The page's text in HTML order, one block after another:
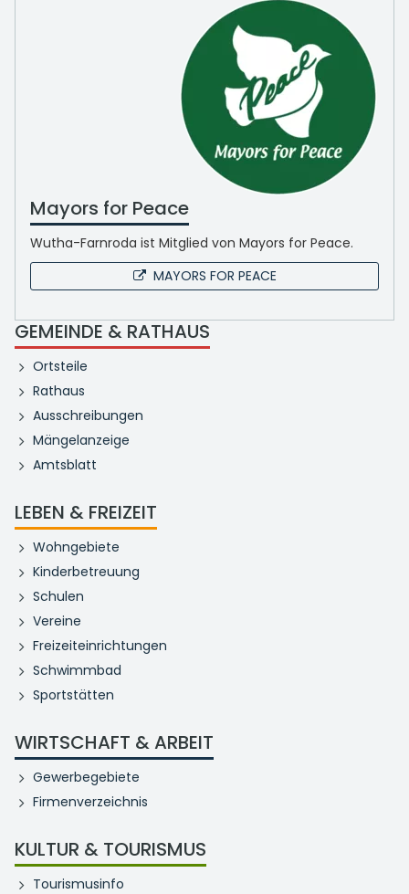
Mayors for Peace
Wutha-Farnroda ist Mitglied von Mayors for Peace.
MAYORS FOR PEACE
GEMEINDE & RATHAUS
Ortsteile
Rathaus
Ausschreibungen
Mängelanzeige
Amtsblatt
LEBEN & FREIZEIT
Wohngebiete
Kinderbetreuung
Schulen
Vereine
Freizeiteinrichtungen
Schwimmbad
Sportstätten
WIRTSCHAFT & ARBEIT
Gewerbegebiete
Firmenverzeichnis
KULTUR & TOURISMUS
Tourismusinfo